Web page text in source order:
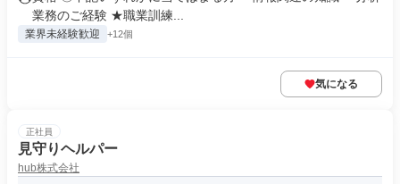
業務のご経験 ★職業訓練...
業界未経験歓迎 +12個
気になる
正社員
見守りヘルパー
hub株式会社